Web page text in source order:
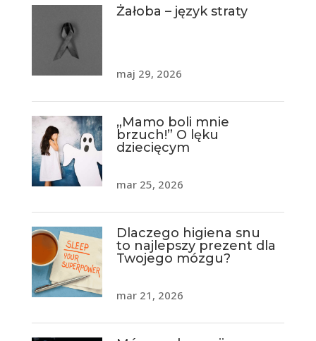
Żałoba – język straty
maj 29, 2026
„Mamo boli mnie
brzuch!” O lęku
dziecięcym
mar 25, 2026
Dlaczego higiena snu
to najlepszy prezent dla
Twojego mózgu?
mar 21, 2026